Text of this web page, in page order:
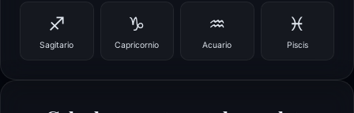
♐
Sagitario
♑
Capricornio
♒
Acuario
♓
Piscis